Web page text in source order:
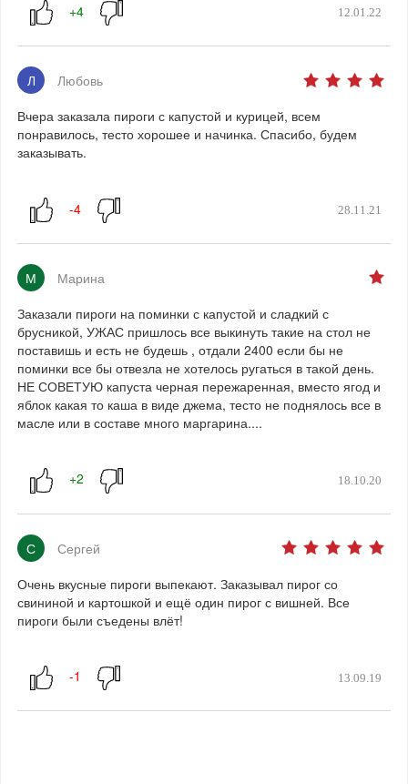
12.01.22
Л
Любовь
Вчера заказала пироги с капустой и курицей, всем
понравилось, тесто хорошее и начинка. Спасибо, будем
заказывать.
28.11.21
М
Марина
Заказали пироги на поминки с капустой и сладкий с
брусникой, УЖАС пришлось все выкинуть такие на стол не
поставишь и есть не будешь , отдали 2400 если бы не
поминки все бы отвезла не хотелось ругаться в такой день.
НЕ СОВЕТУЮ капуста черная пережаренная, вместо ягод и
яблок какая то каша в виде джема, тесто не поднялось все в
масле или в составе много маргарина....
18.10.20
С
Сергей
Очень вкусные пироги выпекают. Заказывал пирог со
свининой и картошкой и ещё один пирог с вишней. Все
пироги были съедены влёт!
13.09.19